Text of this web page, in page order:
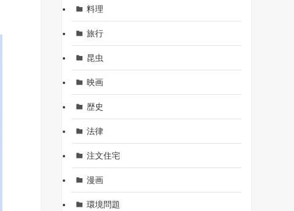
料理
旅行
昆虫
映画
歴史
法律
注文住宅
漫画
環境問題